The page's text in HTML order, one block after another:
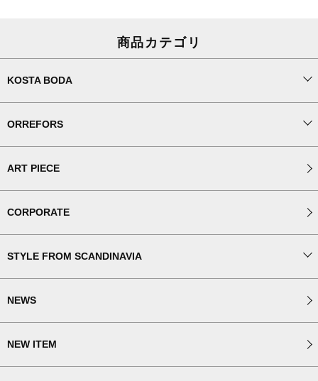
商品カテゴリ
KOSTA BODA
ORREFORS
ART PIECE
CORPORATE
STYLE FROM SCANDINAVIA
NEWS
NEW ITEM